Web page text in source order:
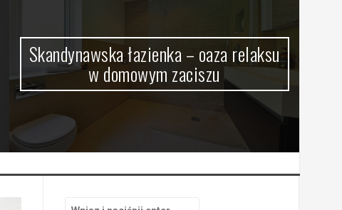
Skandynawska łazienka – oaza relaksu
w domowym zaciszu
Szukaj: